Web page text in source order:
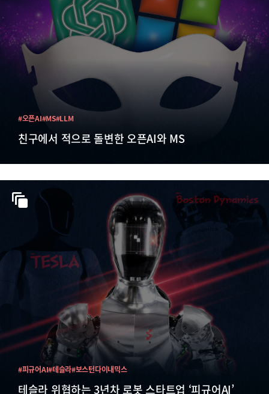
친구에서 적으로 돌변한 오픈AI와 MS
#오픈AI#MS#LLM
테슬라 위협하는 3년차 로봇 스타트업 ‘피규어AI’
#피규어AI#테슬라#보스턴다이내믹스